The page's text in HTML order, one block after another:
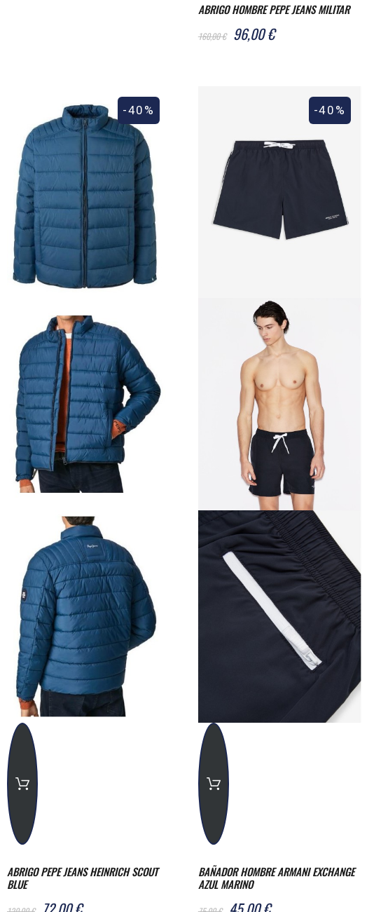
ABRIGO HOMBRE PEPE JEANS MILITAR
160,00 € 96,00 €
ABRIGO PEPE JEANS HEINRICH SCOUT
BLUE
-40%
BAÑADOR HOMBRE ARMANI EXCHANGE
AZUL MARINO
-40%